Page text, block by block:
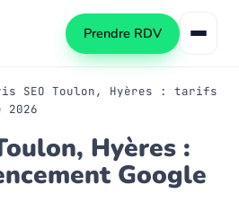
Prendre RDV
SEO Toulon, Hyères : tarifs
2026
Hyères :
Google